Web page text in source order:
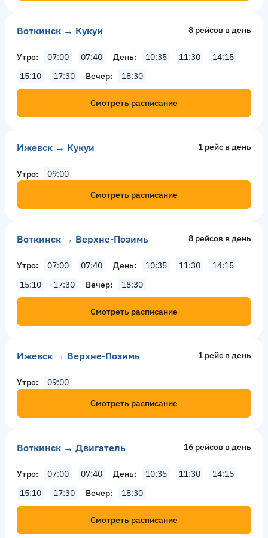
Воткинск → Кукуи 8 рейсов в день
Утро 07:00 07:40 День 10:35 11:30
14:15
15:10
17:30 Вечер 18:30
Смотреть расписание
Ижевск → Кукуи 1 рейс в день
Утро
09:00
Смотреть расписание
Воткинск → Верхне-Позимь 8 рейсов в день
Утро 07:00 07:40 День 10:35 11:30
14:15
15:10
17:30 Вечер 18:30
Смотреть расписание
Ижевск → Верхне-Позимь 1 рейс в день
Утро
09:00
Смотреть расписание
Воткинск → Двигатель 16 рейсов в день
Утро 07:00 07:40 День 10:35 11:30
14:15
15:10
17:30 Вечер 18:30
Смотреть расписание